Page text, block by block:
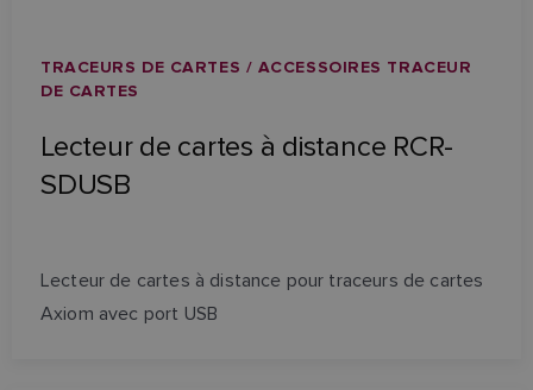
TRACEURS DE CARTES / ACCESSOIRES TRACEUR
DE CARTES
Lecteur de cartes à distance RCR-
SDUSB
Lecteur de cartes à distance pour traceurs de cartes
Axiom avec port USB